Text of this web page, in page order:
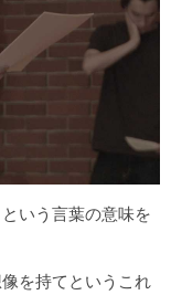
いう言葉の意味を
を持てというこれ